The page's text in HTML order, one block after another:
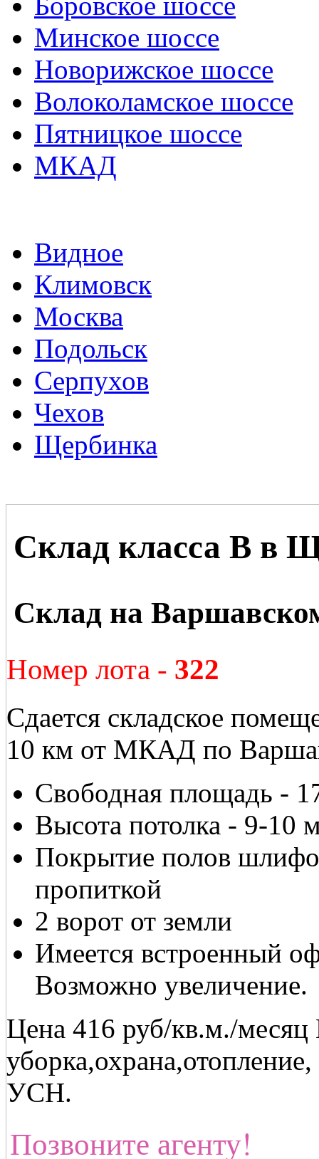
Минское шоссе
Новорижское шоссе
Волоколамское шоссе
Пятницкое шоссе
МКАД
Видное
Климовск
Москва
Подольск
Серпухов
Чехов
Щербинка
Склад класса В в
Склад на
Номер лота - 322
Сдается складское
10 км от МКАД по
Свободная площадь -
Высота потолка - 9-10
Покрытие полов
пропиткой
2 ворот от земли
Имеется встроенный
Возможно увеличение.
Цена 416 руб/кв.м./
УСН.
Позвоните агенту!